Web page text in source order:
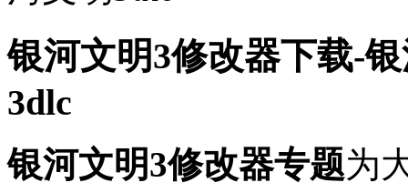
银河文明3修改器下载-
3dlc
银河文明3修改器专题为